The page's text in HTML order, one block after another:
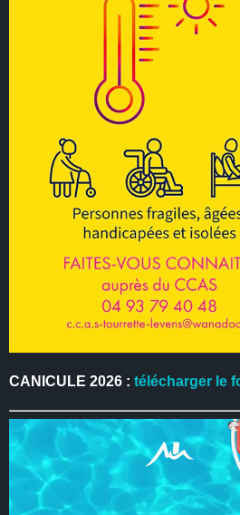
CANICULE 2026 :télécharger le